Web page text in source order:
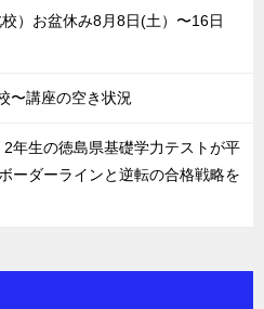
）お盆休み8月8日(土）〜16日
〜講座の空き状況
2年生の徳島県基礎学力テストが平
ーダーラインと逆転の合格戦略を